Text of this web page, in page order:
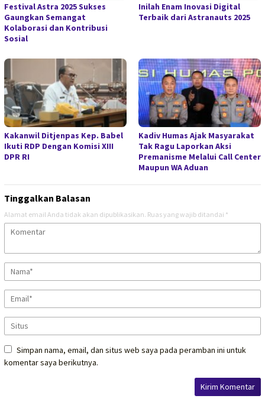
Festival Astra 2025 Sukses
Gaungkan Semangat
Kolaborasi dan Kontribusi
Sosial
Inilah Enam Inovasi Digital
Terbaik dari Astranauts 2025
Kakanwil Ditjenpas Kep. Babel
Ikuti RDP Dengan Komisi XIII
DPR RI
Kadiv Humas Ajak Masyarakat
Tak Ragu Laporkan Aksi
Premanisme Melalui Call Center
Maupun WA Aduan
Tinggalkan Balasan
Alamat email Anda tidak akan dipublikasikan. Ruas yang wajib ditandai *
Simpan nama, email, dan situs web saya pada peramban ini untuk
komentar saya berikutnya.